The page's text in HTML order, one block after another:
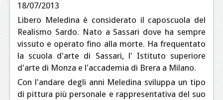
18/07/2013
Libero Meledina è considerato il caposcuola del
Realismo Sardo. Nato a Sassari dove ha sempre
vissuto e operato fino alla morte. Ha frequentato
la scuola d'arte di Sassari, l' Istituto superiore
d'arte di Monza e l'accademia di Brera a Milano.
Con l'andare degli anni Meledina sviluppa un tipo
di pittura più personale e rappresentativa del suo